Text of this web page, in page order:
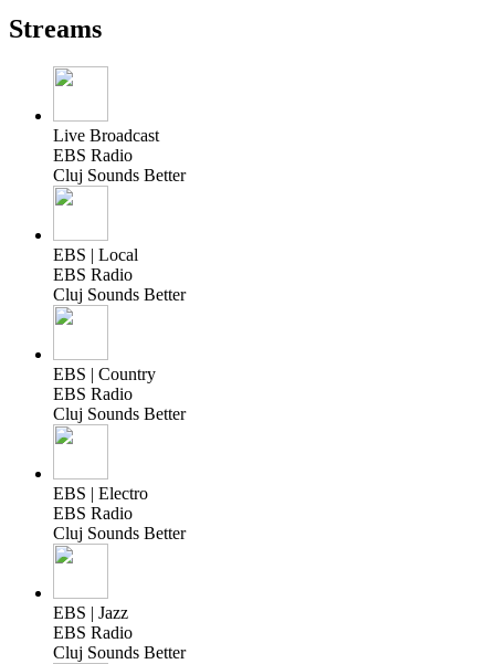
Streams
Live Broadcast
EBS Radio
Cluj Sounds Better
EBS | Local
EBS Radio
Cluj Sounds Better
EBS | Country
EBS Radio
Cluj Sounds Better
EBS | Electro
EBS Radio
Cluj Sounds Better
EBS | Jazz
EBS Radio
Cluj Sounds Better